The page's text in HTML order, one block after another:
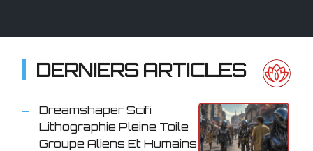
DERNIERS ARTICLES
Dreamshaper Scifi
Lithographie Pleine Toile
Groupe Aliens Et Humains